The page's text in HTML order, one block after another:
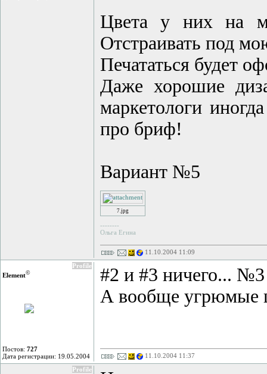
Цвета у них на
Отстраивать под
Печататься будет
Даже хорошие
маркетологи
про бриф!
Вариант №5
7.jpg
--------
Ольга Егина
11.10.2004 11:09
Profile
Element©
Постов: 727
Дата регистрации: 19.05.2004
#2 и #3 ничего...
А вообще угрюмые
11.10.2004 11:37
Profile